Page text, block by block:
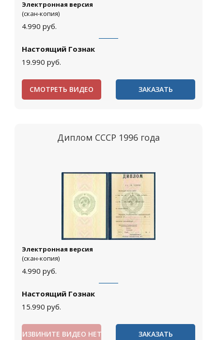
Электронная версия
(скан-копия)
4.990 руб.
Настоящий Гознак
19.990 руб.
СМОТРЕТЬ ВИДЕО ЗАКАЗАТЬ
Диплом СССР 1996 года
Электронная версия
(скан-копия)
4.990 руб.
Настоящий Гознак
15.990 руб.
ИЗВИНИТЕ ВИДЕО НЕТ ЗАКАЗАТЬ